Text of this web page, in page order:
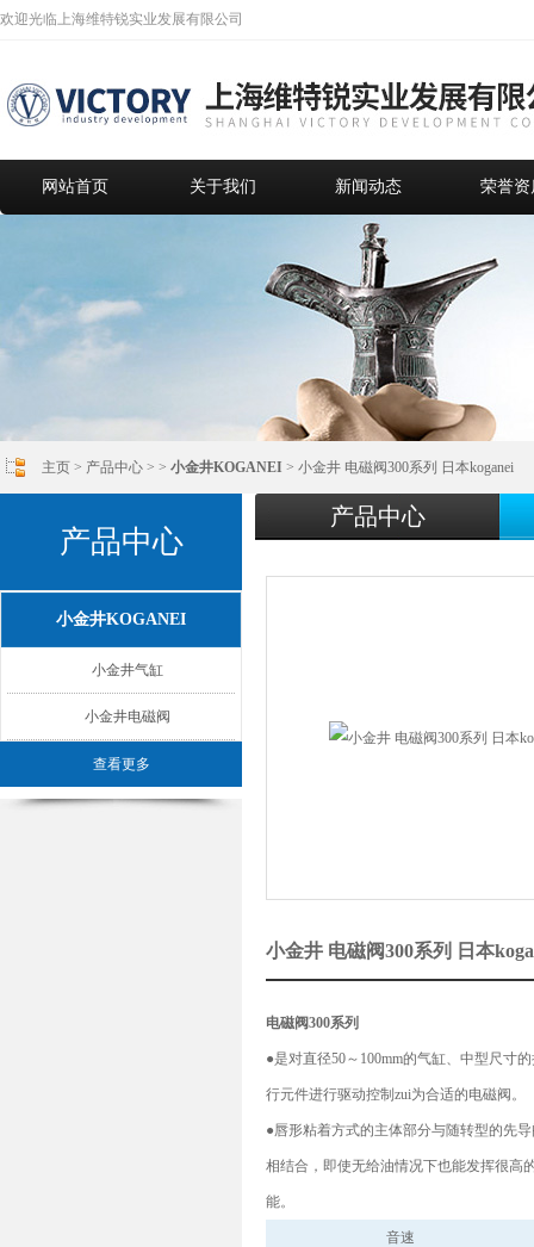
欢迎光临上海维特锐实业发展有限公司
网站首页 关于我们 新闻动态 荣誉资
主页 > 产品中心 > > 小金井KOGANEI > 小金井 电磁阀300系列 日本koganei
产品中心
小金井KOGANEI
小金井气缸
小金井电磁阀
查看更多
产品中心
小金井 电磁阀300系列 日本
电磁阀300系列
●是对直径50～100mm的气缸、中型尺寸
行元件进行驱动控制zui为合适的电磁阀。
●唇形粘着方式的主体部分与随转型的先
相结合，即使无给油情况下也能发挥很高
能。
音速